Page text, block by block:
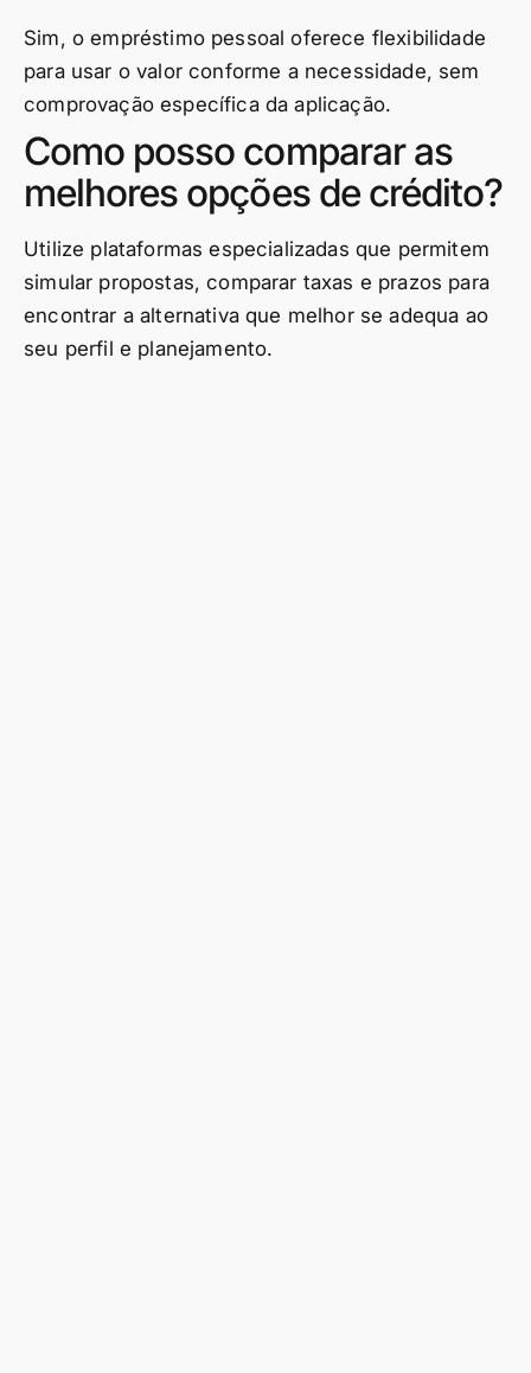
Sim, o empréstimo pessoal oferece flexibilidade
para usar o valor conforme a necessidade, sem
comprovação específica da aplicação.
Como posso comparar as
melhores opções de crédito?
Utilize plataformas especializadas que permitem
simular propostas, comparar taxas e prazos para
encontrar a alternativa que melhor se adequa ao
seu perfil e planejamento.